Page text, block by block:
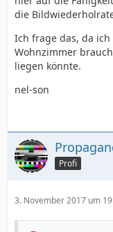
die
Ich frage das, da
Wohnzimmer
liegen könnte.
nel-son
Profi
3. November 2017 um